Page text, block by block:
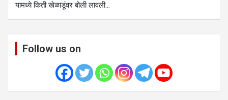
यामध्ये किती खेळाडूंवर बोली लावली…
Follow us on